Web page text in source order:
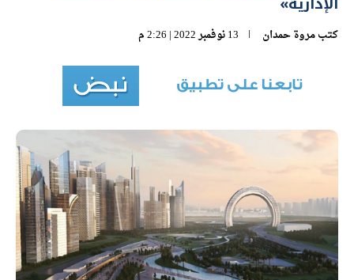
كتبمروة حمدان 13 نوفمبر 2022 | 2:26 م